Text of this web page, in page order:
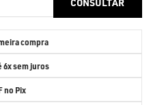
compra
6x sem juros
no Pix